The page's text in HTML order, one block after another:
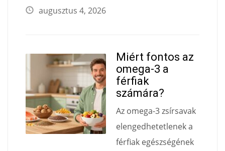
augusztus 4, 2026
Miért fontos az
omega-3 a
férfiak
számára?
Az omega-3 zsírsavak
elengedhetetlenek a
férfiak egészségének